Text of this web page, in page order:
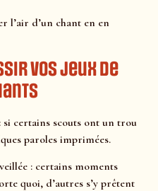
l’air d’un chant en en
vos jeux de
si certains scouts ont un trou
paroles imprimées.
: certains moments
quoi, d’autres s’y prêtent